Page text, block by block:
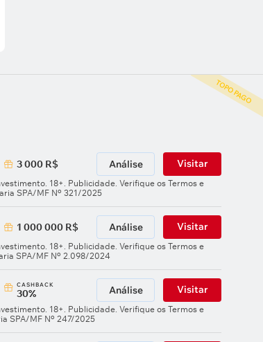
TOPO PAGO
3 000 R$ Análise Visitar
18+. Publicidade. Verifique os Termos e
SPA/MF Nº 321/2025
1 000 000 R$ Análise Visitar
18+. Publicidade. Verifique os Termos e
SPA/MF Nº 2.098/2024
СASHBACK
30% Análise Visitar
18+. Publicidade. Verifique os Termos e
SPA/MF Nº 247/2025